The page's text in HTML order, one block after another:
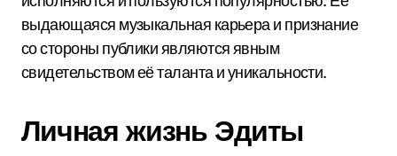
выдающаяся музыкальная карьера и признание
со стороны публики являются явным
свидетельством её таланта и уникальности.
Личная жизнь Эдиты